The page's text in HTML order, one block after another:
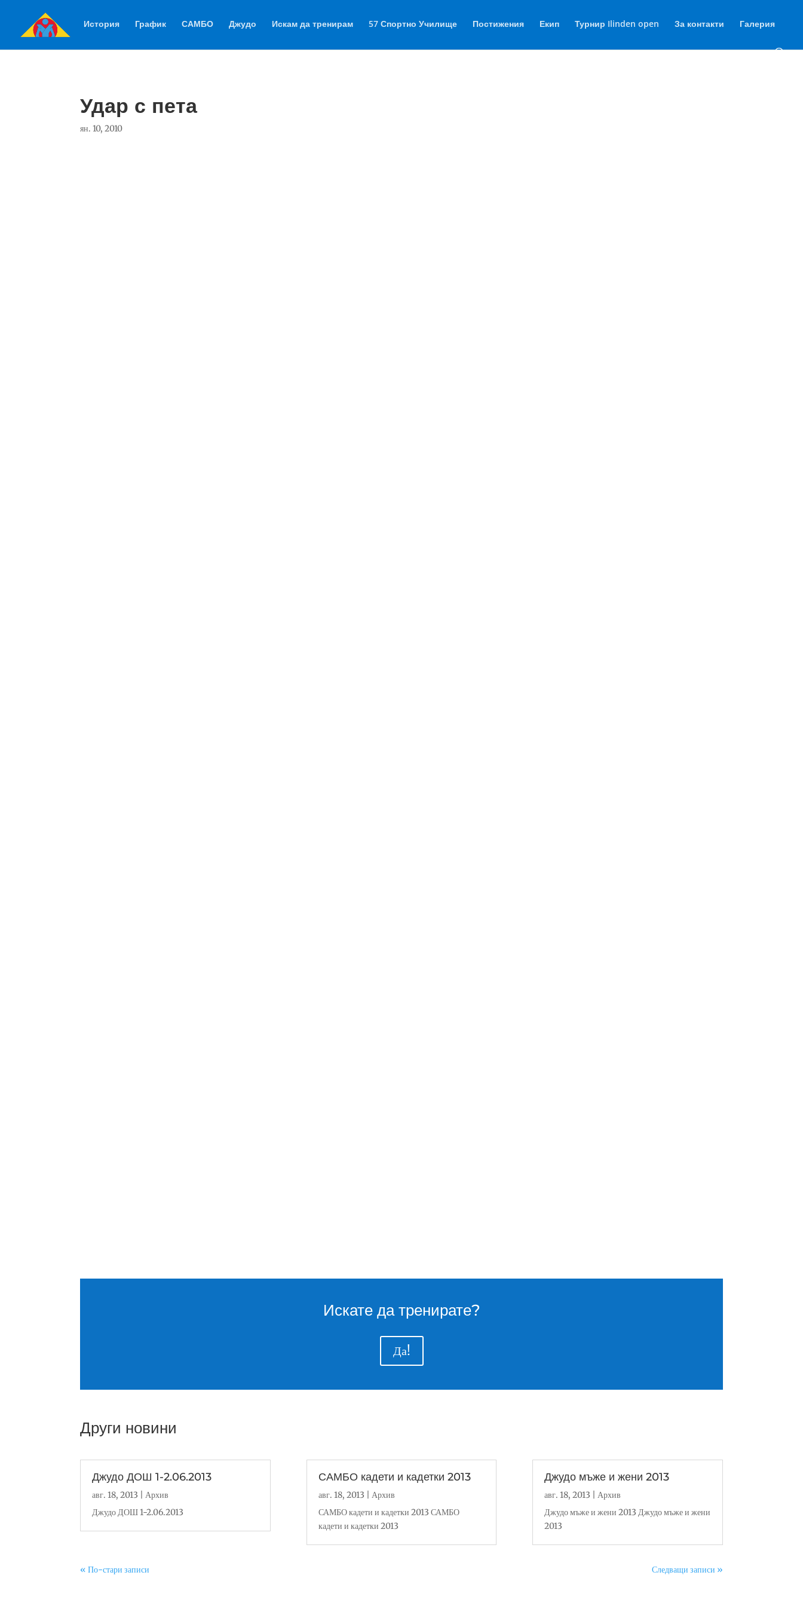
История График САМБО Джудо Искам да тренирам 57 Спортно Училище Постижения Екип Турнир Ilinden open За контакти Галерия
Удар с пета
ян. 10, 2010
Искате да тренирате?
Да!
Други новини
Джудо ДОШ 1-2.06.2013
авг. 18, 2013 |Архив
Джудо ДОШ 1-2.06.2013
САМБО кадети и кадетки 2013
авг. 18, 2013
Архив
САМБО кадети и кадетки 2013 САМБО
кадети и кадетки 2013
Джудо мъже и жени 2013
авг. 18, 2013
Архив
Джудо мъже и жени 2013 Джудо мъже и жени
2013
« По-стари записи Следващи записи »